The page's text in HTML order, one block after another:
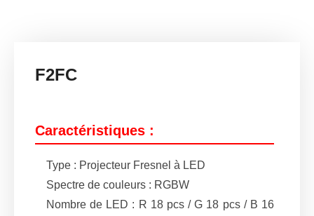
F2FC
Caractéristiques :
Type : Projecteur Fresnel à LED
Spectre de couleurs : RGBW
Nombre de LED : R 18 pcs / G 18 pcs / B 16